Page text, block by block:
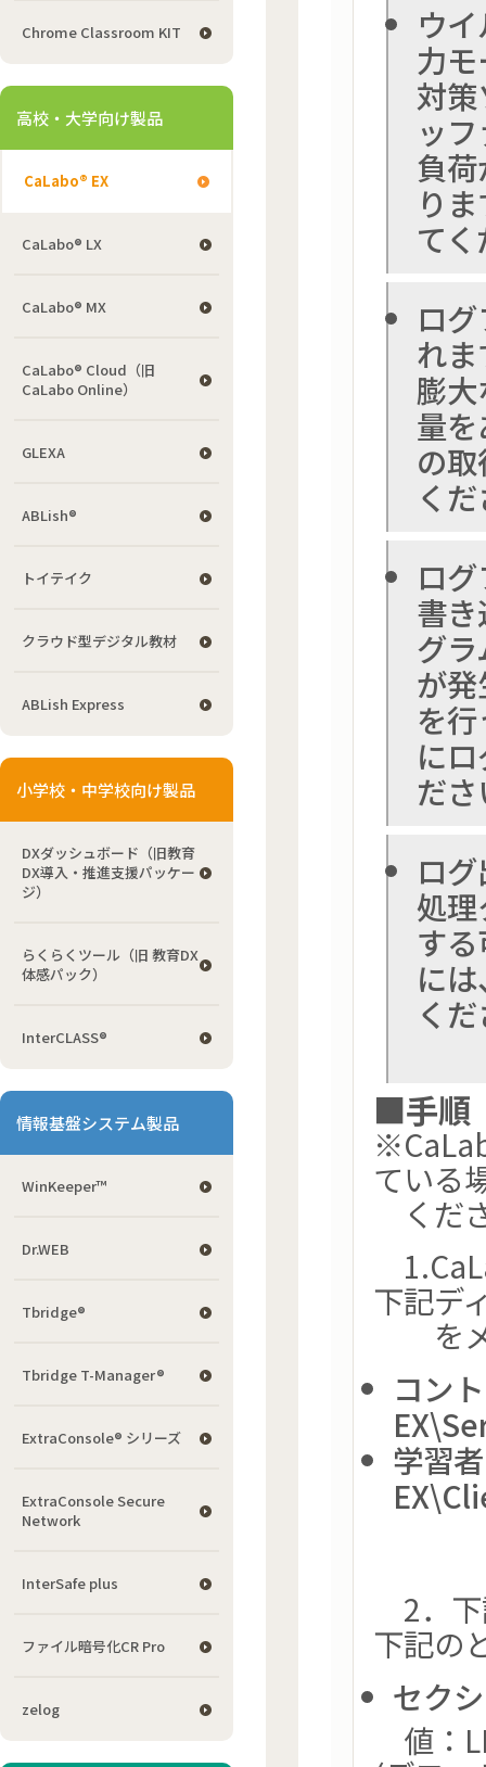
Chrome Classroom KIT
高校・大学向け製品
CaLabo® EX
CaLabo® LX
CaLabo® MX
CaLabo® Cloud（旧
CaLabo Online）
GLEXA
ABLish®
トイテイク
クラウド型デジタル教材
ABLish Express
小学校・中学校向け製品
DXダッシュボード（旧教育
DX導入・推進支援パッケー
ジ）
らくらくツール（旧 教育DX
体感パック）
InterCLASS®
情報基盤システム製品
WinKeeper™
Dr.WEB
Tbridge®
Tbridge T-Manager®
ExtraConsole® シリーズ
ExtraConsole Secure
Network
InterSafe plus
ファイル暗号化CR Pro
zelog
ウ
力
対
ッ
負
り
て
ロ
れ
膨
量
の
く
ロ
書
グ
が
を
に
だ
ロ
処
す
に
く
■手順
ている
くだ
下記デ
をメ
コン
学習
2．下
下記の
セク
値：